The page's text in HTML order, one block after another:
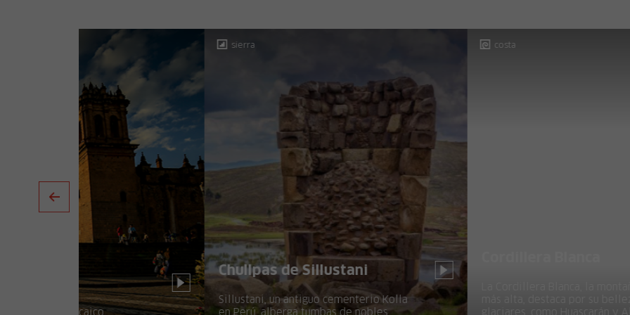
sierra
Chullpas de Sillustani
Sillustani, un antiguo cementerio Kolla
en Perú, alberga tumbas de nobles
Cordillera Blanca
La Cordillera Blanca, la montaña tropical
más alta, destaca por su belleza y
glaciares, como Huascarán y Alpamayo,